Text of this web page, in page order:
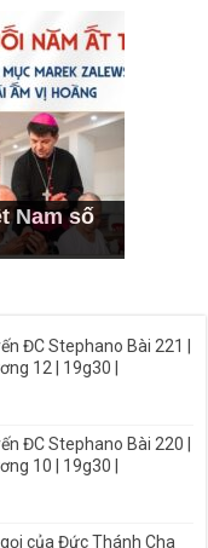
Nam số
ĐC Stephano Bài 221 |
12 | 19g30 |
ĐC Stephano Bài 220 |
10 | 19g30 |
của Đức Thánh Cha